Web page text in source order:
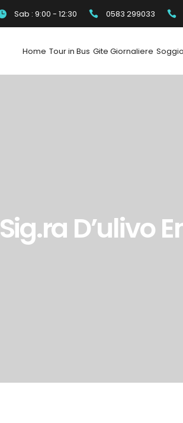
Sab : 9:00 - 12:30 0583 299033
Home Tour in Bus Gite Giornaliere
Sig.ra D’ulivo